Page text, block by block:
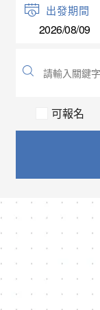
出發期間
可報名